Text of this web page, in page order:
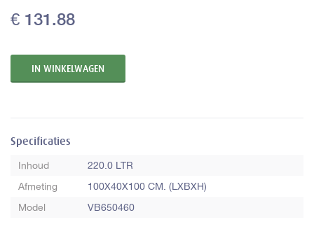
€ 131.88
Specificaties
Inhoud
220.0 LTR
Afmeting
100X40X100 CM. (LXBXH)
Model
VB650460